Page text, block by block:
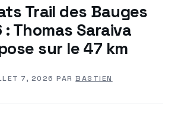
Trail des Bauges
: Thomas Saraiva
sur le 47 km
7, 2026 PARBASTIEN